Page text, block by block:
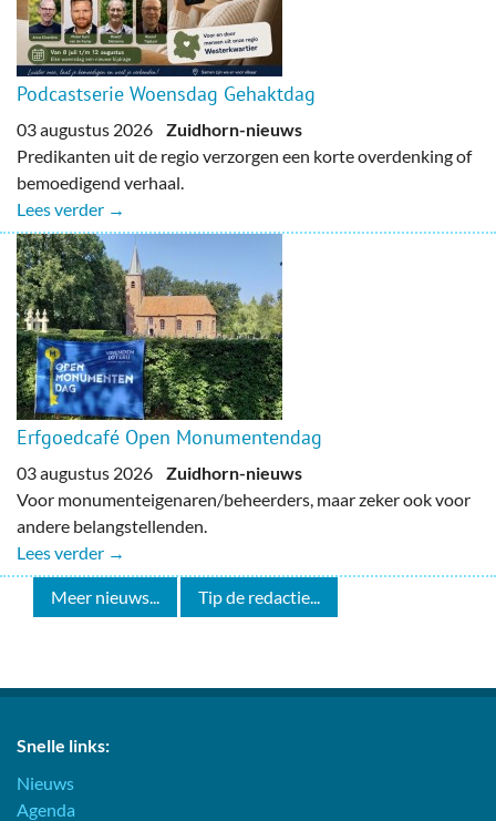
Podcastserie Woensdag Gehaktdag
03 augustus 2026 Zuidhorn-nieuws
Predikanten uit de regio verzorgen een korte overdenking of
bemoedigend verhaal.
Lees verder →
Erfgoedcafé Open Monumentendag
03 augustus 2026 Zuidhorn-nieuws
Voor monumenteigenaren/beheerders, maar zeker ook voor
andere belangstellenden.
Lees verder →
Meer nieuws... Tip de redactie...
Snelle links:
Nieuws
Agenda